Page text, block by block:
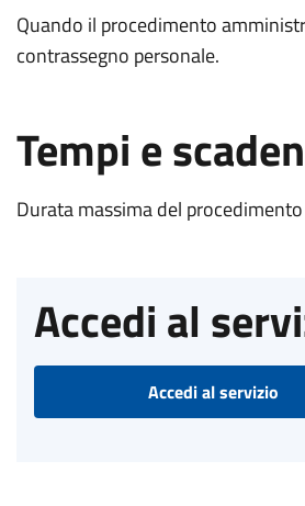
Quando il procedimento
contrassegno personale.
Tempi e
Durata massima del
Accedi al
Accedi al servizio